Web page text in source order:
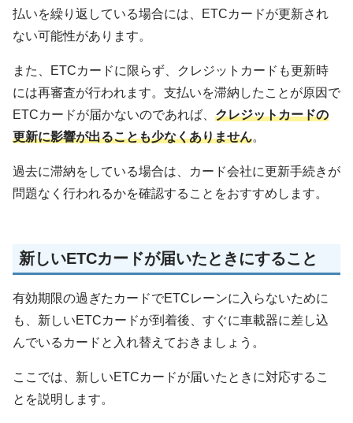
払いを繰り返している場合には、ETCカードが更新され
ない可能性があります。
また、ETCカードに限らず、クレジットカードも更新時
には再審査が行われます。支払いを滞納したことが原因で
ETCカードが届かないのであれば、 クレジットカードの
更新に影響が出ることも少なくありません。
過去に滞納をしている場合は、カード会社に更新手続きが
問題なく行われるかを確認することをおすすめします。
新しいETCカードが届いたときにすること
有効期限の過ぎたカードでETCレーンに入らないために
も、新しいETCカードが到着後、すぐに車載器に差し込
んでいるカードと入れ替えておきましょう。
ここでは、新しいETCカードが届いたときに対応するこ
とを説明します。